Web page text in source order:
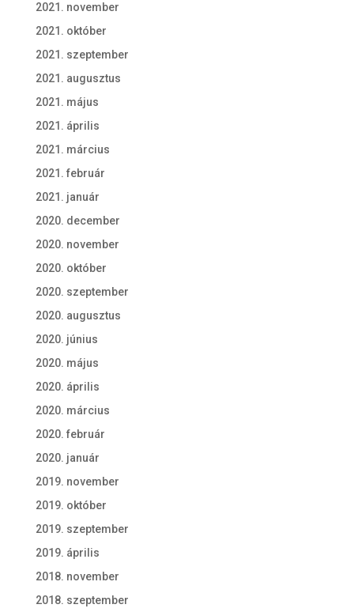
2021. november
2021. október
2021. szeptember
2021. augusztus
2021. május
2021. április
2021. március
2021. február
2021. január
2020. december
2020. november
2020. október
2020. szeptember
2020. augusztus
2020. június
2020. május
2020. április
2020. március
2020. február
2020. január
2019. november
2019. október
2019. szeptember
2019. április
2018. november
2018. szeptember